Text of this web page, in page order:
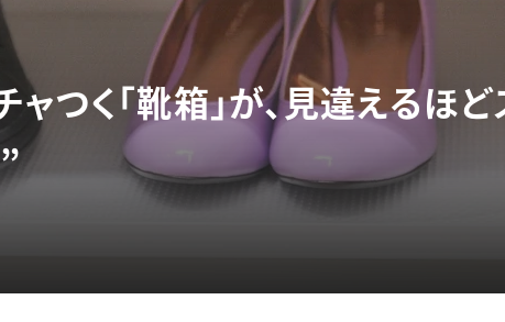
つく「靴箱」が、見違えるほ